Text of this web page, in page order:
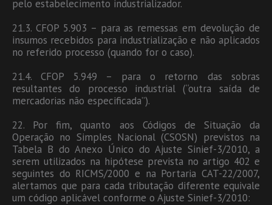
pelo estabelecimento industrializador.
21.3. CFOP 5.903 – para as remessas em devolução de
insumos recebidos para industrialização e não aplicados
no referido processo (quando for o caso).
21.4. CFOP 5.949 – para o retorno das sobras
resultantes do processo industrial (“outra saída de
mercadorias não especificada”).
22. Por fim, quanto aos Códigos de Situação da
Operação no Simples Nacional (CSOSN) previstos na
Tabela B do Anexo Único do Ajuste Sinief-3/2010, a
serem utilizados na hipótese prevista no artigo 402 e
seguintes do RICMS/2000 e na Portaria CAT-22/2007,
alertamos que para cada tributação diferente equivale
um código aplicável conforme o Ajuste Sinief-3/2010: